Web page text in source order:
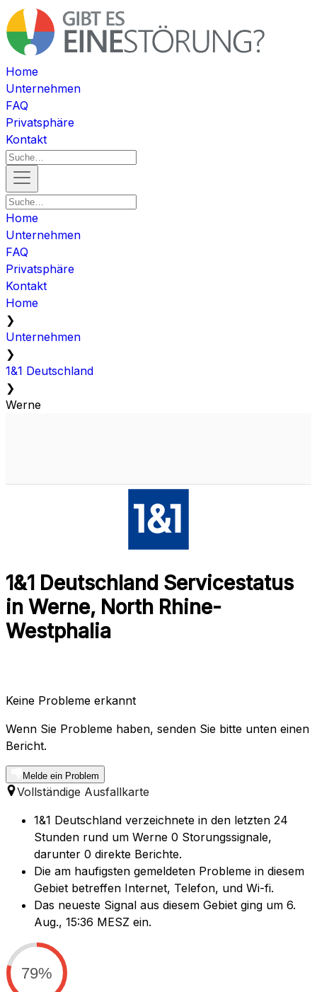
Home
Unternehmen
FAQ
Privatsphäre
Kontakt
Home
Unternehmen
FAQ
Privatsphäre
Kontakt
Home
❯
Unternehmen
❯
1&1 Deutschland
❯
Werne
1&1 Deutschland Servicestatus
in Werne, North Rhine-
Westphalia
Keine Probleme erkannt
Wenn Sie Probleme haben, senden Sie bitte unten einen
Bericht.
Melde ein Problem
Vollständige Ausfallkarte
1&1 Deutschland verzeichnete in den letzten 24
Stunden rund um Werne 0 Storungssignale,
darunter 0 direkte Berichte.
Die am haufigsten gemeldeten Probleme in diesem
Gebiet betreffen Internet, Telefon, und Wi-fi.
Das neueste Signal aus diesem Gebiet ging um 6.
Aug., 15:36 MESZ ein.
79%